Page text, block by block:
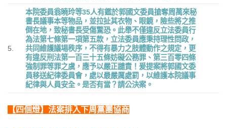
5.
本院委員翁曉玲等35人有鑑於郭國文委員搶奪周萬來秘
書長議事本等物品，並拉扯其衣物、眼鏡，險些將之推
倒在地，致秘書長受傷驚恐。此舉不僅違反立法委員行
為法第七條第一項第五款，立法委員應秉持理性問政，
共同維護議場秩序，不得有暴力之肢體動作之規定，更
有違反刑法第一百三十五條妨礙公務罪、第三百零四條
強制罪等罪之虞，應予以嚴正譴責！爰提案將郭國文委
員移送紀律委員會，處以最嚴厲處罰，以維護本院議事
紀律與人員安全。是否有當？請公決案。
【四個燈】法案排入下周黨團協商